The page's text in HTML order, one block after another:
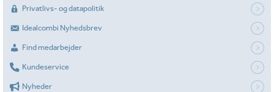
Privatlivs- og datapolitik
Idealcombi Nyhedsbrev
Find medarbejder
Kundeservice
Nyheder